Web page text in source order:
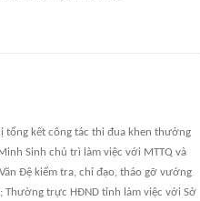
tổng kết công tác thi đua khen thưởng
Sinh chủ trì làm việc với MTTQ và
Đệ kiểm tra, chỉ đạo, tháo gỡ vướng
trực HĐND tỉnh làm việc với Sở